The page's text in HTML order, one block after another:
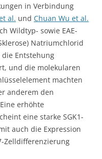
in Verbindung
al. und Chuan Wu et al.
Wildtyp- sowie EAE-
Natriumchlorid
Entstehung
und die molekularen
machten
anderem den
erhöhte
eine starke SGK1-
auch die Expression
Zelldifferenzierung